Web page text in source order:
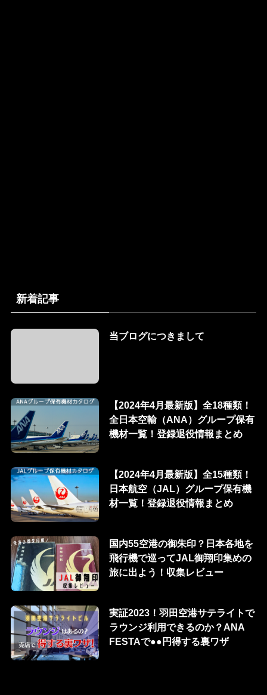
新着記事
当ブログにつきまして
【2024年4月最新版】全18種類！
全日本空輸（ANA）グループ保有
機材一覧！登録退役情報まとめ
【2024年4月最新版】全15種類！
日本航空（JAL）グループ保有機
材一覧！登録退役情報まとめ
国内55空港の御朱印？日本各地を
飛行機で巡ってJAL御翔印集めの
旅に出よう！収集レビュー
実証2023！羽田空港サテライトで
ラウンジ利用できるのか？ANA
FESTAで●●円得する裏ワザ